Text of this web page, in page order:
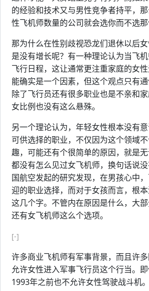
的经验和技术又与男性竞争者持平，
性飞机师数量的公司就会选你而不选那
那为什么在性别歧视恐龙们退休以后
是没有增长呢？有一种理论认为当飞
飞行日程，这让通常更注重家庭的女
能确实是一个因素，但这个观点只有通
除了飞行员还有很多职业也是不亲和
女比例也没有这么悬殊。
另一个理论认为，年轻女性根本没有
可供选择的职业，不仅因为这个领域
趣，可能还有个很简单的原因，就是
都没有怎么见过女飞机师，换句话说
国航空发起的研究发现，在男孩心中
迎的职业选择，而对于女孩而言，根
这几个字。不管内在原因是什么，大
还有女飞机师这么个选项。
[-]
许多商业飞机师有军事背景，而且许
允许女性进入军事飞行员这个行当。即
1993年之前也不允许女性驾驶战斗机。